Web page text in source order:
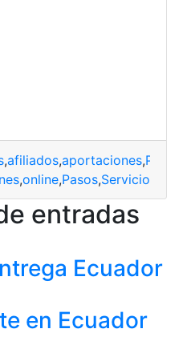
,afiliados,aportaciones,
,online,Pasos,Servicio
entradas
Ecuador
en Ecuador